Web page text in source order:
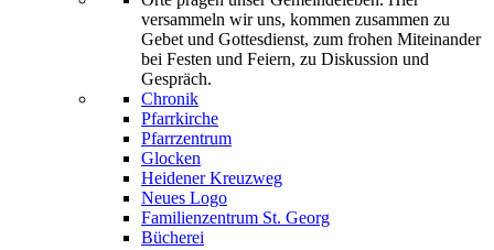
versammeln wir uns, kommen zusammen zu
Gebet und Gottesdienst, zum frohen Miteinander
bei Festen und Feiern, zu Diskussion und
Gespräch.
Chronik
Pfarrkirche
Pfarrzentrum
Glocken
Heidener Kreuzweg
Neues Logo
Familienzentrum St. Georg
Bücherei